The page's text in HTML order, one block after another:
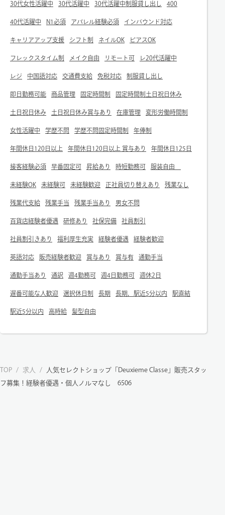
30代女性活躍中 30代活躍中 30代活躍中制服貸し出し 400
40代活躍中 N1必須 アパレル経験必須 インバウンド対応
キャリアアップ支援 シフト制 ネイルOK ピアスOK
フレックスタイム制 メイク自由 リモート可 レ20代活躍中
レジ 中国語対応 交通費支給 免税対応 制服貸し出し
即日勤務可能 商品管理 固定時間制 固定時間制土日祝日休み
土日祝日休み 土日祝日休み賞与あり 在庫管理 変形労働時間制
女性活躍中 学歴不問 学歴不問固定時間制 年俸制
年間休日120日以上 年間休日120日以上 賞与あり 年間休日125日
接客経験必須 早番固定可 昇給あり 時短勤務可 服装自由
未経験OK 未経験可 未経験歓迎 正社員切り替えあり 残業なし
残業代支給 残業手当 残業手当あり 男女不問
百貨店経験者優遇 研修あり 社保完備 社員割引
社員割引きあり 福利厚生充実 経験者優遇 経験者歓迎
英語対応 販売経験者歓迎 賞与あり 賞与有 通勤手当
通勤手当あり 通訳 週4勤務可 週4日勤務可 週休2日
遅番可能な人歓迎 選択休日制 長期 長期，駅近5分以内 駅直結
駅近5分以内 高時給 髪型自由
TOP / 求人 /
人気セレクトショップ「Deuxieme Classe」販売スタッ
フ募集！経験者優遇・個人ノルマなし 6506